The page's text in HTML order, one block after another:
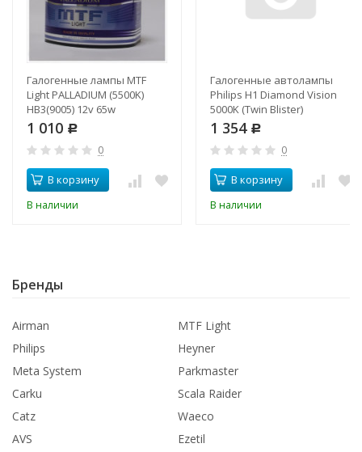
Галогенные лампы MTF
Light PALLADIUM (5500K)
HB3(9005) 12v 65w
1 010 Р
0
В корзину
В наличии
Галогенные автолампы
Philips H1 Diamond Vision
5000K (Twin Blister)
1 354 Р
0
В корзину
В наличии
Бренды
Airman
MTF Light
Philips
Heyner
Meta System
Parkmaster
Carku
Scala Raider
Catz
Waeco
AVS
Ezetil